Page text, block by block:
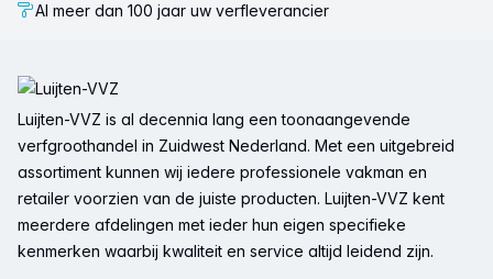
Al meer dan 100 jaar uw verfleverancier
Luijten-VVZ is al decennia lang een toonaangevende
verfgroothandel in Zuidwest Nederland. Met een uitgebreid
assortiment kunnen wij iedere professionele vakman en
retailer voorzien van de juiste producten. Luijten-VVZ kent
meerdere afdelingen met ieder hun eigen specifieke
kenmerken waarbij kwaliteit en service altijd leidend zijn.